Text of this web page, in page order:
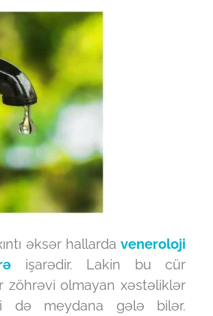
əksər hallarda veneroloji
işarədir. Lakin bu cür
zöhrəvi olmayan xəstəliklər
də meydana gələ bilər.